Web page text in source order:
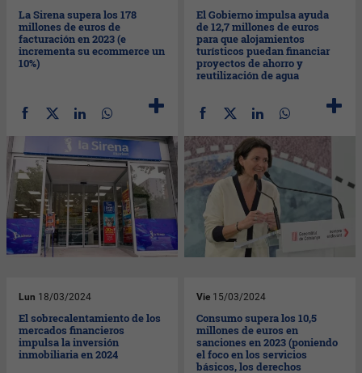
La Sirena supera los 178
millones de euros de
facturación en 2023 (e
incrementa su ecommerce un
10%)
El Gobierno impulsa ayuda
de 12,7 millones de euros
para que alojamientos
turísticos puedan financiar
proyectos de ahorro y
reutilización de agua
Lun 18/03/2024
El sobrecalentamiento de los
mercados financieros
impulsa la inversión
inmobiliaria en 2024
Vie 15/03/2024
Consumo supera los 10,5
millones de euros en
sanciones en 2023 (poniendo
el foco en los servicios
básicos, los derechos